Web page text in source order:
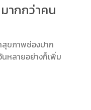
ากกว่าคน
ขภาพช่องปาก
หลายอย่างก็เพิ่ม